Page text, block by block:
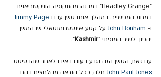
"Headley Grange" במבנה מהתקופה הוויקטוריאנית
במחוז המפשייר. במהלך אותו סשן עבדו Jimmy Page
ו- John Bonham על קטע אינסטרומנטאלי שבהמשך
יהפוך לשיר המופתי "Kashmir
".
עם זאת, הסשן הזה נגדע בעודו באיבו לאחר שהבסיסט
John Paul Jones חלה, ככל הנראה מהלחצים בהם